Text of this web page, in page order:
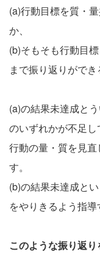
(a)行動目標を質・
か、
(b)そもそも行動目
まで振り返りができ
(a)の結果未達成と
のいずれかが不足
行動の量・質を見
す。
(b)の結果未達成と
をやりきるよう指導
このような振り返